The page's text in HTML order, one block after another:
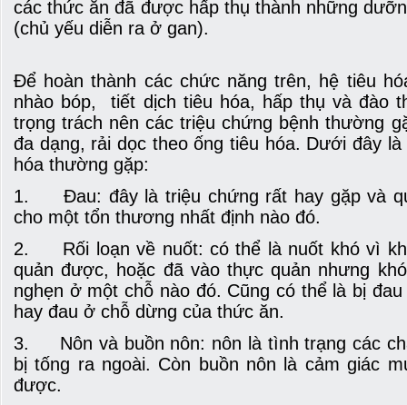
các thức ăn đã được hấp thụ thành những
(chủ yếu diễn ra ở gan).
Để hoàn thành các chức năng trên, hệ tiêu
nhào bóp, tiết dịch tiêu hóa, hấp thụ và đào
trọng trách nên các triệu chứng bệnh thường
đa dạng, rải dọc theo ống tiêu hóa. Dưới đây
hóa thường gặp:
1. Đau: đây là triệu chứng rất hay gặp và
cho một tổn thương nhất định nào đó.
2. Rối loạn về nuốt: có thể là nuốt khó vì
quản được, hoặc đã vào thực quản nhưng
nghẹn ở một chỗ nào đó. Cũng có thể là bị
hay đau ở chỗ dừng của thức ăn.
3. Nôn và buồn nôn: nôn là tình trạng các
bị tống ra ngoài. Còn buồn nôn là cảm giác
được.